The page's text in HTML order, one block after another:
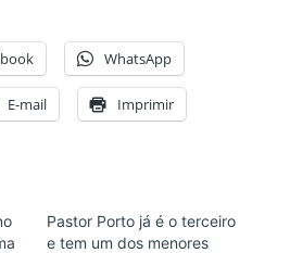
WhatsApp
E-mail Imprimir
Pastor Porto já é o terceiro
e tem um dos menores